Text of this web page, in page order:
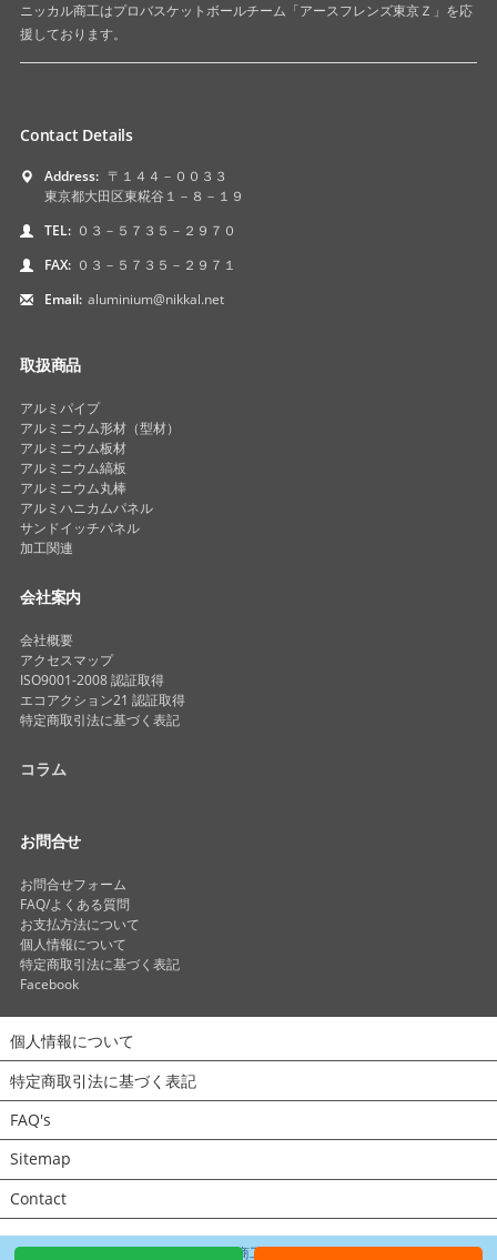
ニッカル商工はプロバスケットボールチーム「アースフレンズ東京Ｚ」を応
援しております。
Contact Details
Address: 〒１４４－００３３
東京都大田区東糀谷１－８－１９
TEL: ０３－５７３５－２９７０
FAX: ０３－５７３５－２９７１
Email: aluminium@nikkal.net
取扱商品
アルミパイプ
アルミニウム形材（型材）
アルミニウム板材
アルミニウム縞板
アルミニウム丸棒
アルミハニカムパネル
サンドイッチパネル
加工関連
会社案内
会社概要
アクセスマップ
ISO9001-2008 認証取得
エコアクション21 認証取得
特定商取引法に基づく表記
コラム
お問合せ
お問合せフォーム
FAQ/よくある質問
お支払方法について
個人情報について
特定商取引法に基づく表記
Facebook
個人情報について
特定商取引法に基づく表記
FAQ's
Sitemap
Contact
© Copyright 2013 byニッカル商工株式会社. All Rights Reserved.